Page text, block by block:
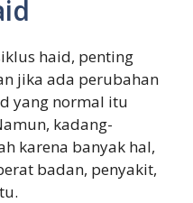
haid, penting
jika ada perubahan
yang normal itu
kadang-
karena banyak hal,
badan, penyakit,